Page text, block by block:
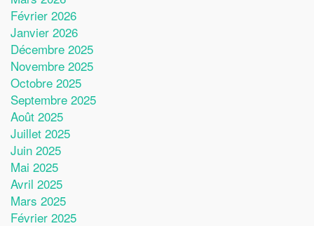
Février 2026
Janvier 2026
Décembre 2025
Novembre 2025
Octobre 2025
Septembre 2025
Août 2025
Juillet 2025
Juin 2025
Mai 2025
Avril 2025
Mars 2025
Février 2025